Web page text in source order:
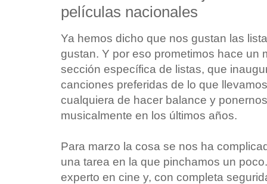
películas nacionales
Ya hemos dicho que nos gustan las
gustan. Y por eso prometimos hace un
sección específica de listas, que
canciones preferidas de lo que
cualquiera de hacer balance y
musicalmente en los últimos años.
Para marzo la cosa se nos ha
una tarea en la que pinchamos un
experto en cine y, con completa